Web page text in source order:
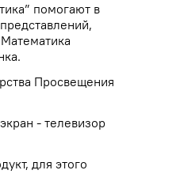
помогают в
Просвещения
- телевизор
для этого